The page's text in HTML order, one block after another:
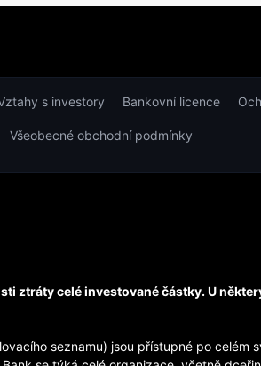
s investory Bankovní licence
Všeobecné obchodní podmínky
ztráty celé investované částky. U
seznamu) jsou přístupné po celém